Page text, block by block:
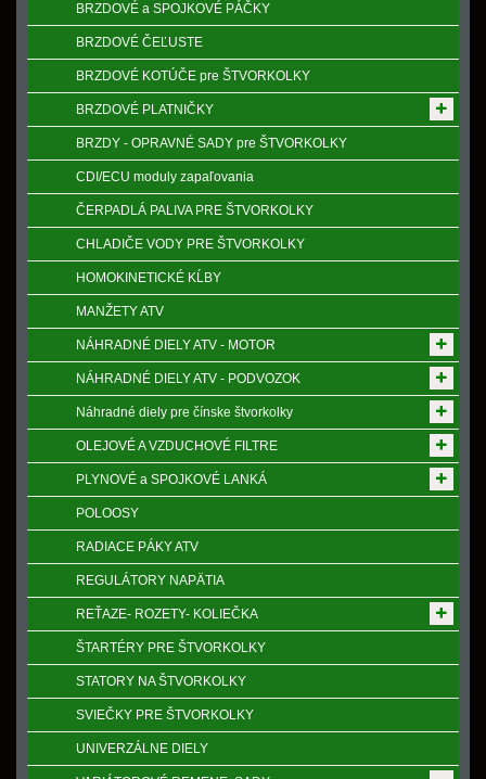
BRZDOVÉ a SPOJKOVÉ PÁČKY
BRZDOVÉ ČEĽUSTE
BRZDOVÉ KOTÚČE pre ŠTVORKOLKY
BRZDOVÉ PLATNIČKY
BRZDY - OPRAVNÉ SADY pre ŠTVORKOLKY
CDI/ECU moduly zapaľovania
ČERPADLÁ PALIVA PRE ŠTVORKOLKY
CHLADIČE VODY PRE ŠTVORKOLKY
HOMOKINETICKÉ KĹBY
MANŽETY ATV
NÁHRADNÉ DIELY ATV - MOTOR
NÁHRADNÉ DIELY ATV - PODVOZOK
Náhradné diely pre čínske štvorkolky
OLEJOVÉ A VZDUCHOVÉ FILTRE
PLYNOVÉ a SPOJKOVÉ LANKÁ
POLOOSY
RADIACE PÁKY ATV
REGULÁTORY NAPӒTIA
REŤAZE- ROZETY- KOLIEČKA
ŠTARTÉRY PRE ŠTVORKOLKY
STATORY NA ŠTVORKOLKY
SVIEČKY PRE ŠTVORKOLKY
UNIVERZÁLNE DIELY